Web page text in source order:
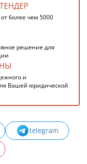
более чем 5000
решение для
и
Вашей юридической
telegram